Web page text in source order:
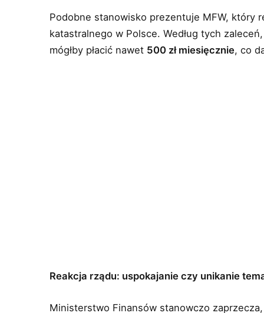
Podobne stanowisko prezentuje MFW, który
katastralnego w Polsce. Według tych
mógłby płacić nawet 500 zł miesięcznie, co
Reakcja rządu: uspokajanie czy unikanie
Ministerstwo Finansów stanowczo